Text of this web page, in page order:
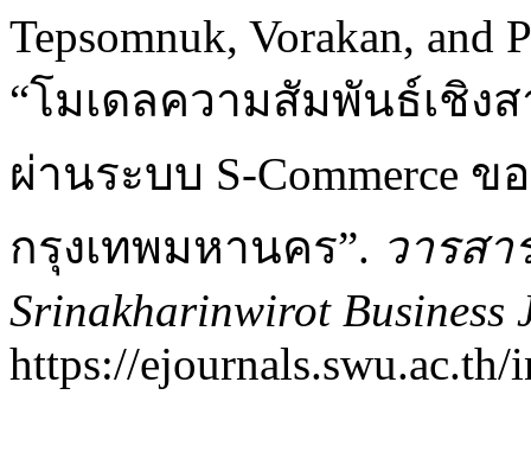
Tepsomnuk, Vorakan, and
“โมเดลความสัมพันธ์เชิง
ผ่านระบบ S-Commerce
กรุงเทพมหานคร”. วารส
Srinakharinwirot Business
https://